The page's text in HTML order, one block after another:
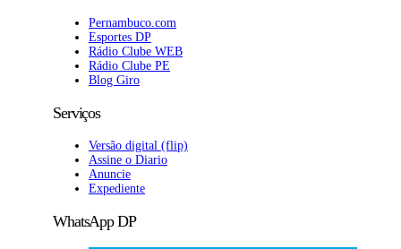
Pernambuco.com
Esportes DP
Rádio Clube WEB
Rádio Clube PE
Blog Giro
Serviços
Versão digital (flip)
Assine o Diario
Anuncie
Expediente
WhatsApp DP